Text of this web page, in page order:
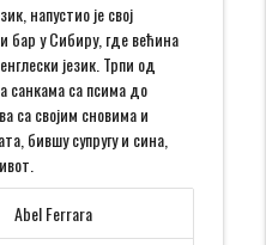
напустио је свој
у Сибиру, где већина
језик. Трпи од
санкама са псима до
са својим сновима и
бившу супругу и сина,
Abel Ferrara